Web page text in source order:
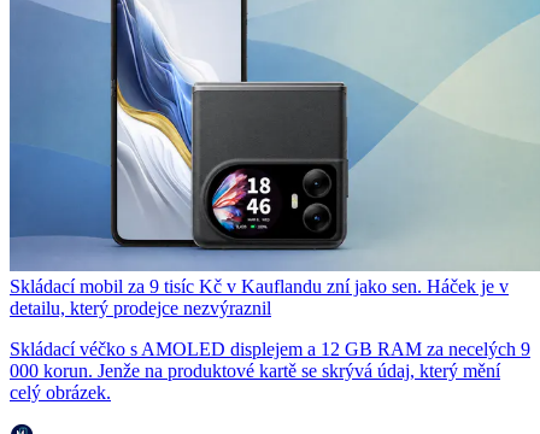
Skládací mobil za 9 tisíc Kč v Kauflandu zní jako sen. Háček je v
detailu, který prodejce nezvýraznil
Skládací véčko s AMOLED displejem a 12 GB RAM za necelých 9
000 korun. Jenže na produktové kartě se skrývá údaj, který mění
celý obrázek.